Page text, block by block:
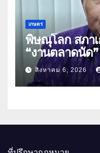
เกษตร
พิษณุโลก สภา
“งานตลาดนัด
“เกษตรรุ่งเรือ
ประโยชน์เกษ
คู่ธุรกิจดันสินค้
สิงหาคม 6, 2026